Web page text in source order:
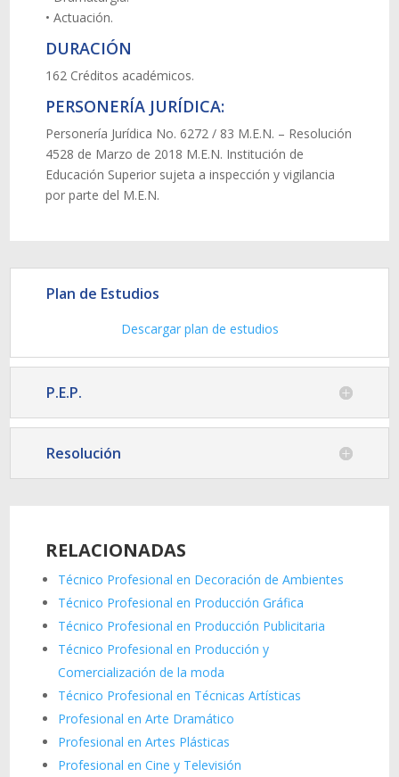
• Actuación.
DURACIÓN
162 Créditos académicos.
PERSONERÍA JURÍDICA:
Personería Jurídica No. 6272 / 83 M.E.N. – Resolución
4528 de Marzo de 2018 M.E.N. Institución de
Educación Superior sujeta a inspección y vigilancia
por parte del M.E.N.
Plan de Estudios
Descargar plan de estudios
P.E.P.
Resolución
RELACIONADAS
Técnico Profesional en Decoración de Ambientes
Técnico Profesional en Producción Gráfica
Técnico Profesional en Producción Publicitaria
Técnico Profesional en Producción y
Comercialización de la moda
Técnico Profesional en Técnicas Artísticas
Profesional en Arte Dramático
Profesional en Artes Plásticas
Profesional en Cine y Televisión